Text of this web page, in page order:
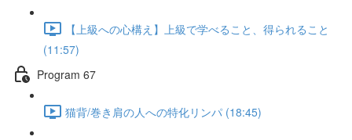
【上級への心構え】上級で学べること、得られること
(11:57)
Program 67
猫背/巻き肩の人への特化リンパ (18:45)